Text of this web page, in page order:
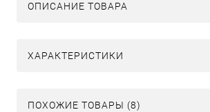
ОПИСАНИЕ ТОВАРА
ХАРАКТЕРИСТИКИ
ПОХОЖИЕ ТОВАРЫ (8)